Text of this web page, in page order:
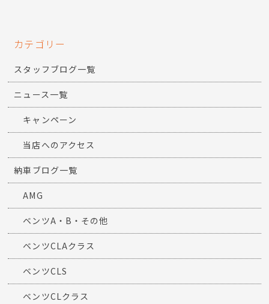
カテゴリー
スタッフブログ一覧
ニュース一覧
キャンペーン
当店へのアクセス
納車ブログ一覧
AMG
ベンツA・B・その他
ベンツCLAクラス
ベンツCLS
ベンツCLクラス